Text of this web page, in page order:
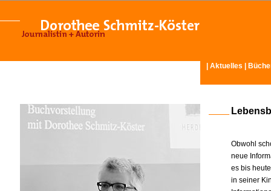
Aktuelles
Obwohl
neue
es bis
in seiner